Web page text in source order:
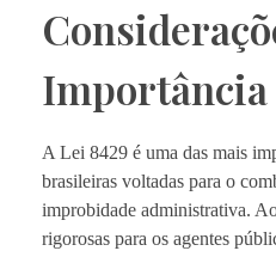
Importância
A Lei 8429 é uma das mais
brasileiras voltadas para o
improbidade administrativa.
rigorosas para os agentes